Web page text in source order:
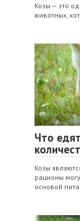
Козы — это
животных,
Козы
Что
Козы
рационы
основой